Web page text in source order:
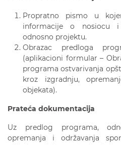
Propratno pismo u
informacije o nosiocu i
odnosno projektu.
Obrazac predloga
(aplikacioni formular –
programa ostvarivanja
kroz izgradnju,
objekata).
Prateća dokumentacija
Uz predlog programa,
opremanja i održavanja